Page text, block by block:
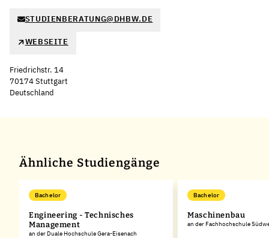
STUDIENBERATUNG@DHBW.DE
WEBSEITE
Friedrichstr. 14
70174 Stuttgart
Deutschland
Ähnliche Studiengänge
Bachelor
Engineering - Technisches
Management
an der Duale Hochschule Gera-Eisenach
Bachelor
Maschinenbau
an der Fachhochschule